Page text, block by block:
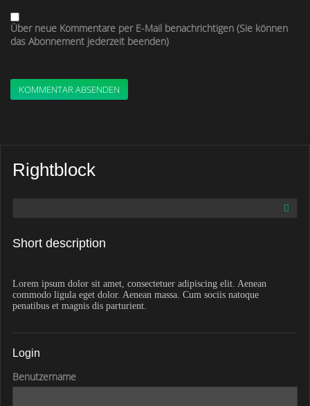
Über neue Kommentare per E-Mail benachrichtigen (Sie können
das Abonnement jederzeit beenden)
KOMMENTAR ABSENDEN
Rightblock
Short description
Lorem ipsum dolor sit amet, consectetuer adipiscing elit. Aenean
commodo ligula eget dolor. Aenean massa. Cum sociis natoque
penatibus et magnis dis parturient.
Login
Benutzername